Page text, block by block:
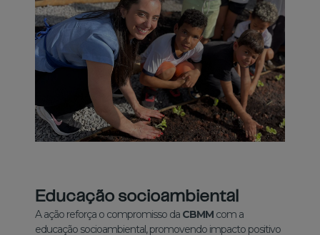
Educação socioambiental
A ação reforça o compromisso da CBMM com a
educação socioambiental, promovendo impacto positivo